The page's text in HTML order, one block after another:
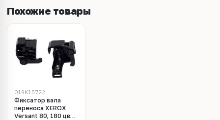
Похожие товары
019K15722
Фиксатор вала
переноса XEROX
Versant 80, 180 цвет